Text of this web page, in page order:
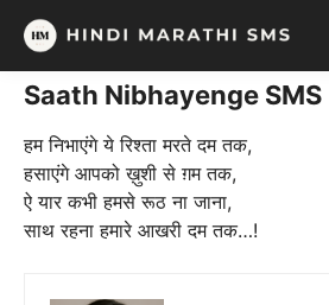
Skip
content
Saath Nibhayenge SMS
हम निभाएंगे ये रिश्ता मरते दम तक,
हसाएंगे आपको ख़ुशी से ग़म तक,
ऐ यार कभी हमसे रूठ ना जाना,
साथ रहना हमारे आखरी दम तक…!